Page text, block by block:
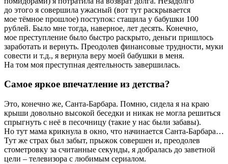
до этого я совершила ужасный (вот тут раскрывается
мое тёмное прошлое) поступок: стащила у бабушки 100
рублей. Было мне тогда, наверное, лет десять. Конечно,
мое преступление было быстро раскрыто, деньги пришлось
заработать и вернуть. Преодолев финансовые трудности, муки
совести и т.д., я вернула веру моей бабушки в меня.
На том моя преступная деятельность завершилась.
Самое яркое впечатление из детства?
Это, конечно же, Санта-Барбара. Помню, сидела я на краю
крыши довольно высокой беседки и никак не могла решиться
спрыгнуть с неё в песочницу (такие у нас были забавы).
Но тут мама крикнула в окно, что начинается Санта-Барбара…
Тут же страх был забыт, прыжок совершен и, преодолев
стометровку за считанные секунды, я добралась до заветной
цели – телевизора с любимым сериалом.